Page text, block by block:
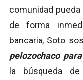
comunidad
de forma
bancaria, Soto
pelozochaco
la búsqueda de